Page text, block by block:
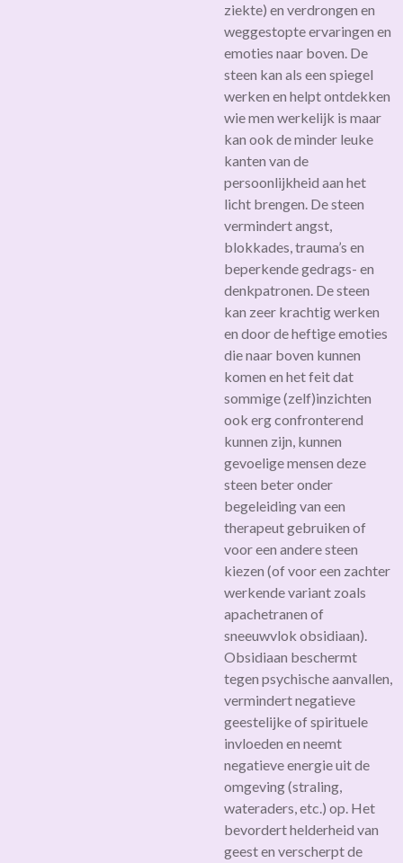
ziekte) en verdrongen en
weggestopte ervaringen en
emoties naar boven. De
steen kan als een spiegel
werken en helpt ontdekken
wie men werkelijk is maar
kan ook de minder leuke
kanten van de
persoonlijkheid aan het
licht brengen. De steen
vermindert angst,
blokkades, trauma’s en
beperkende gedrags- en
denkpatronen. De steen
kan zeer krachtig werken
en door de heftige emoties
die naar boven kunnen
komen en het feit dat
sommige (zelf)inzichten
ook erg confronterend
kunnen zijn, kunnen
gevoelige mensen deze
steen beter onder
begeleiding van een
therapeut gebruiken of
voor een andere steen
kiezen (of voor een zachter
werkende variant zoals
apachetranen of
sneeuwvlok obsidiaan).
Obsidiaan beschermt
tegen psychische aanvallen,
vermindert negatieve
geestelijke of spirituele
invloeden en neemt
negatieve energie uit de
omgeving (straling,
wateraders, etc.) op. Het
bevordert helderheid van
geest en verscherpt de